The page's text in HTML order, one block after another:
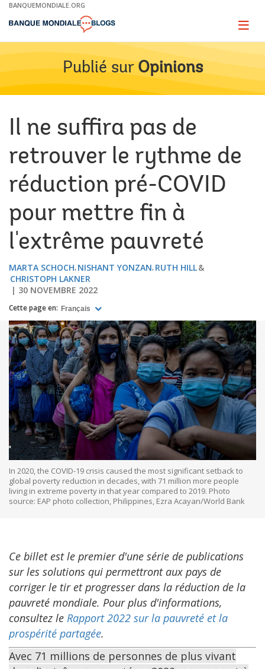
Skip
Main
BANQUEMONDIALE.ORG
Page
Publié sur Opinions
Il ne suffira pas de
retrouver le rythme de
réduction pré-COVID
pour mettre fin à
l'extrême pauvreté
MARTA SCHOCH NISHANT YONZAN RUTH HILL
CHRISTOPH LAKNER
30 NOVEMBRE 2022
Cette page en: Français
In 2020, the COVID-19 crisis caused the most significant setback to
global poverty reduction in decades, with 71 million more people
living in extreme poverty in that year compared to 2019. Photo
source: EAP photo collection, Philippines, Ezra Acayan/World Bank
Ce billet est le premier d'une série de publications
sur les solutions qui permettront aux pays de
corriger le tir et progresser dans la réduction de la
pauvreté mondiale. Pour plus d'informations,
consultez le Rapport 2022 sur la pauvreté et la
prospérité partagée.
Avec 71 millions de personnes de plus vivant